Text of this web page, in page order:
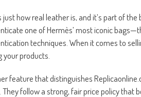
just how real leather is, and it’s part of
one of Hermès’ most iconic
techniques. When it comes to
your products.
feature that distinguishes
They follow a strong, fair price policy